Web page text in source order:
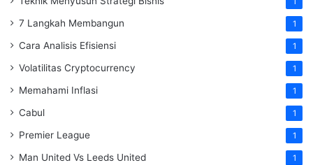
7 Langkah Membangun 1
Cara Analisis Efisiensi 1
Volatilitas Cryptocurrency 1
Memahami Inflasi 1
Cabul 1
Premier League 1
Man United Vs Leeds United 1